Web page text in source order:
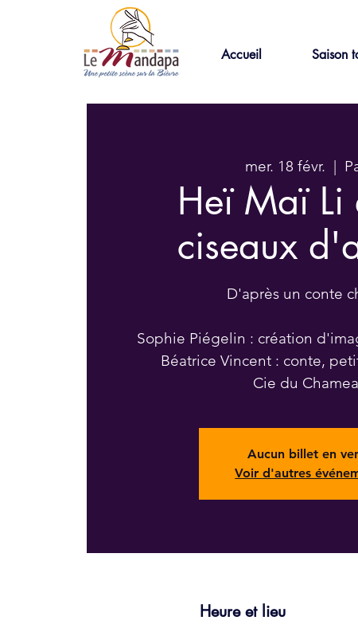
Accueil Saison
mer. 18 févr.
  |
Heï Maï Li
ciseaux
D'après un conte
Sophie Piégelin : création
Béatrice Vincent : conte,
Aucun billet en
Voir d'autres
Heure et lieu